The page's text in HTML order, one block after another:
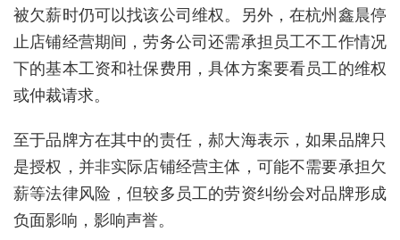
被欠薪时仍可以找该公司维权。另外，在杭州鑫晨停
止店铺经营期间，劳务公司还需承担员工不工作情况
下的基本工资和社保费用，具体方案要看员工的维权
或仲裁请求。
至于品牌方在其中的责任，郝大海表示，如果品牌只
是授权，并非实际店铺经营主体，可能不需要承担欠
薪等法律风险，但较多员工的劳资纠纷会对品牌形成
负面影响，影响声誉。